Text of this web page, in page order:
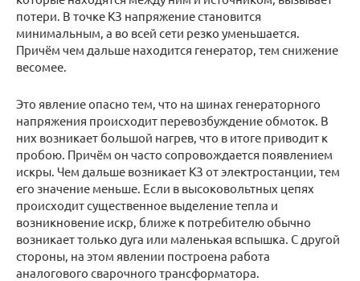
потери. В точке КЗ напряжение становится
минимальным, а во всей сети резко уменьшается.
Причём чем дальше находится генератор, тем снижение
весомее.
Это явление опасно тем, что на шинах генераторного
напряжения происходит перевозбуждение обмоток. В
них возникает большой нагрев, что в итоге приводит к
пробою. Причём он часто сопровождается появлением
искры. Чем дальше возникает КЗ от электростанции, тем
его значение меньше. Если в высоковольтных цепях
происходит существенное выделение тепла и
возникновение искр, ближе к потребителю обычно
возникает только дуга или маленькая вспышка. С другой
стороны, на этом явлении построена работа
аналогового сварочного трансформатора.